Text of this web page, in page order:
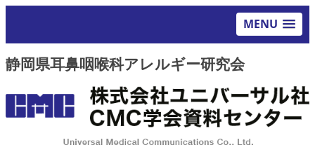
MENU
静岡県耳鼻咽喉科アレルギー研究会